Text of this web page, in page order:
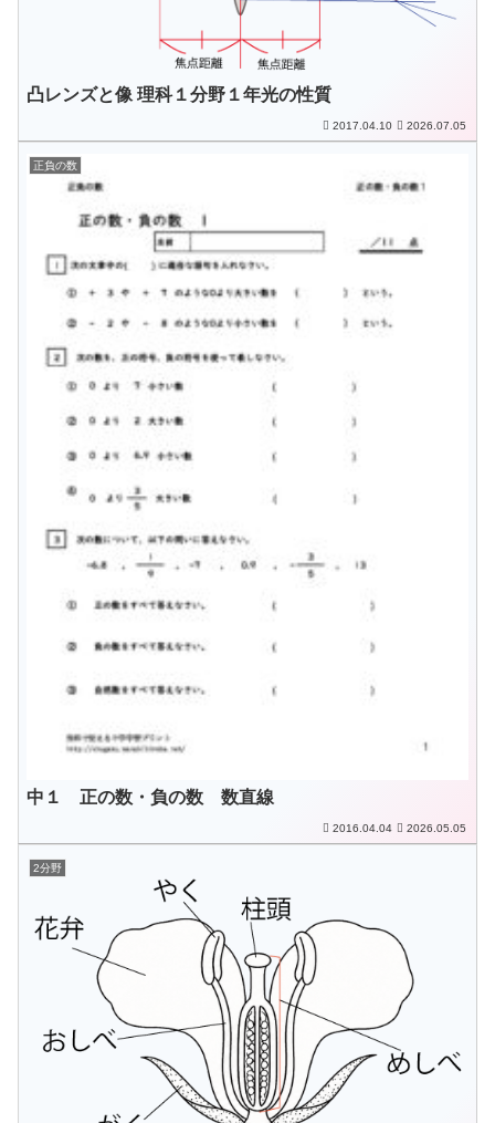
凸レンズと像 理科１分野１年光の性質
2017.04.10 2026.07.05
正負の数
中１ 正の数・負の数 数直線
2016.04.04 2026.05.05
2分野